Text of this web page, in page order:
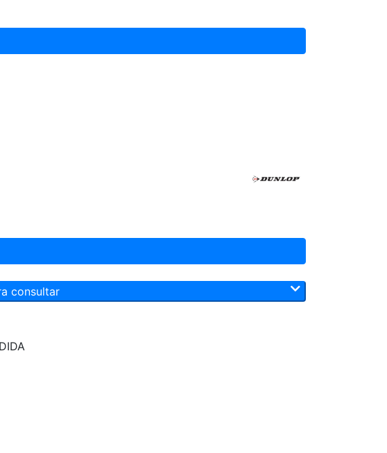
para consultar